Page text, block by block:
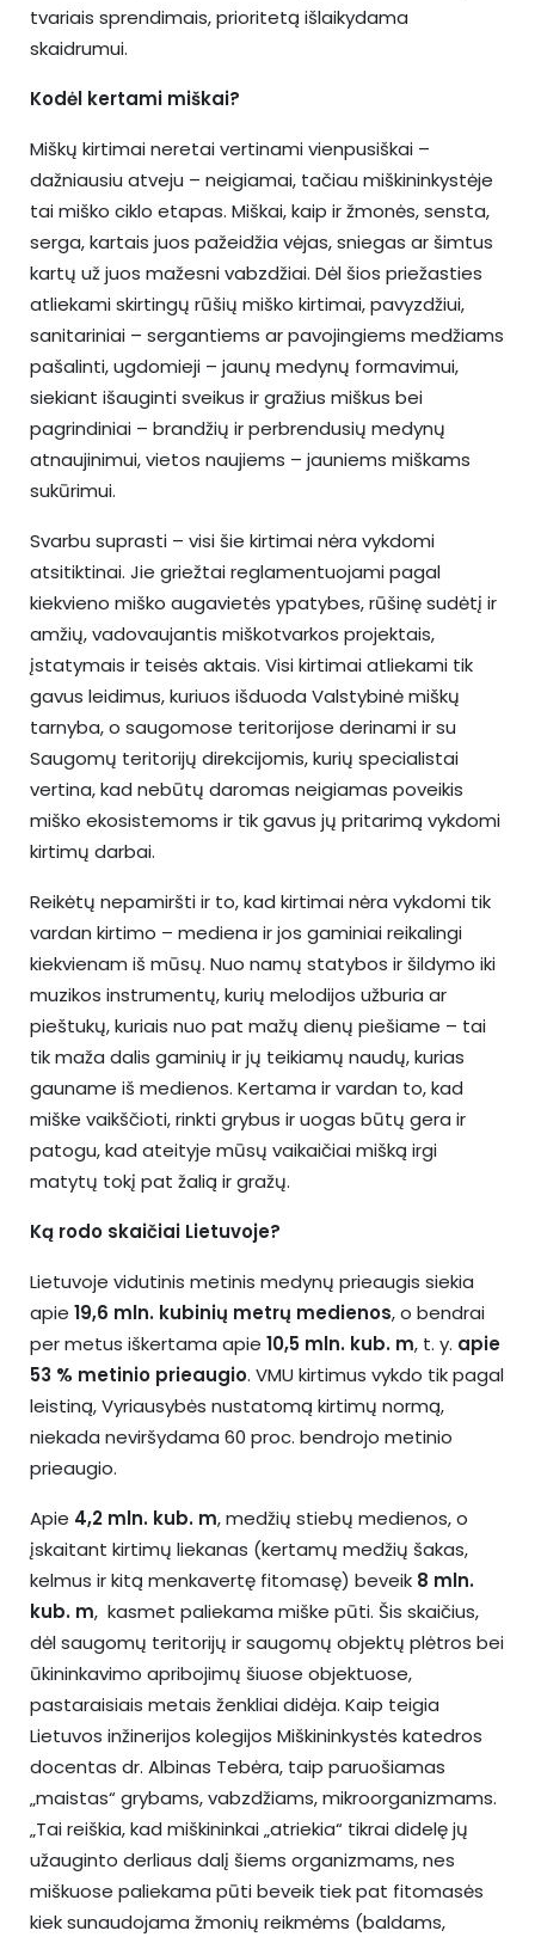
tvariais sprendimais, prioritetą išlaikydama
skaidrumui.
Kodėl kertami miškai?
Miškų kirtimai neretai vertinami vienpusiškai –
dažniausiu atveju – neigiamai, tačiau miškininkystėje
tai miško ciklo etapas. Miškai, kaip ir žmonės, sensta,
serga, kartais juos pažeidžia vėjas, sniegas ar šimtus
kartų už juos mažesni vabzdžiai. Dėl šios priežasties
atliekami skirtingų rūšių miško kirtimai, pavyzdžiui,
sanitariniai – sergantiems ar pavojingiems medžiams
pašalinti, ugdomieji – jaunų medynų formavimui,
siekiant išauginti sveikus ir gražius miškus bei
pagrindiniai – brandžių ir perbrendusių medynų
atnaujinimui, vietos naujiems – jauniems miškams
sukūrimui.
Svarbu suprasti – visi šie kirtimai nėra vykdomi
atsitiktinai. Jie griežtai reglamentuojami pagal
kiekvieno miško augavietės ypatybes, rūšinę sudėtį ir
amžių, vadovaujantis miškotvarkos projektais,
įstatymais ir teisės aktais. Visi kirtimai atliekami tik
gavus leidimus, kuriuos išduoda Valstybinė miškų
tarnyba, o saugomose teritorijose derinami ir su
Saugomų teritorijų direkcijomis, kurių specialistai
vertina, kad nebūtų daromas neigiamas poveikis
miško ekosistemoms ir tik gavus jų pritarimą vykdomi
kirtimų darbai.
Reikėtų nepamiršti ir to, kad kirtimai nėra vykdomi tik
vardan kirtimo – mediena ir jos gaminiai reikalingi
kiekvienam iš mūsų. Nuo namų statybos ir šildymo iki
muzikos instrumentų, kurių melodijos užburia ar
pieštukų, kuriais nuo pat mažų dienų piešiame – tai
tik maža dalis gaminių ir jų teikiamų naudų, kurias
gauname iš medienos. Kertama ir vardan to, kad
miške vaikščioti, rinkti grybus ir uogas būtų gera ir
patogu, kad ateityje mūsų vaikaičiai mišką irgi
matytų tokį pat žalią ir gražų.
Ką rodo skaičiai Lietuvoje?
Lietuvoje vidutinis metinis medynų prieaugis siekia
apie 19,6 mln. kubinių metrų medienos, o bendrai
per metus iškertama apie 10,5 mln. kub. m, t. y. apie
53 % metinio prieaugio. VMU kirtimus vykdo tik pagal
leistiną, Vyriausybės nustatomą kirtimų normą,
niekada neviršydama 60 proc. bendrojo metinio
prieaugio.
Apie 4,2 mln. kub. m, medžių stiebų medienos, o
įskaitant kirtimų liekanas (kertamų medžių šakas,
kelmus ir kitą menkavertę fitomasę) beveik 8 mln.
kub. m, kasmet paliekama miške pūti. Šis skaičius,
dėl saugomų teritorijų ir saugomų objektų plėtros bei
ūkininkavimo apribojimų šiuose objektuose,
pastaraisiais metais ženkliai didėja. Kaip teigia
Lietuvos inžinerijos kolegijos Miškininkystės katedros
docentas dr. Albinas Tebėra, taip paruošiamas
„maistas“ grybams, vabzdžiams, mikroorganizmams.
„Tai reiškia, kad miškininkai „atriekia“ tikrai didelę jų
užauginto derliaus dalį šiems organizmams, nes
miškuose paliekama pūti beveik tiek pat fitomasės
kiek sunaudojama žmonių reikmėms (baldams,